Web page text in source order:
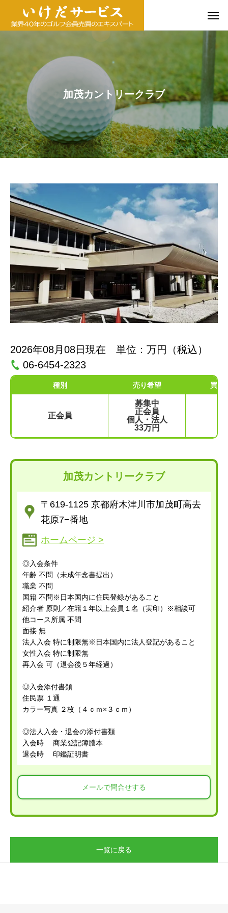
加茂カントリークラブ
2026年08月08日現在 単位：万円（税込）
06-6454-2323
種別 売り希望 買い
正会員
募集中
正会員
個人・法人
33万円
加茂カントリークラブ
〒619-1125 京都府木津川市加茂町高去
花原7−番地
ホームページ >
◎入会条件
年齢 不問（未成年念書提出）
職業 不問
国籍 不問※日本国内に住民登録があること
紹介者 原則／在籍１年以上会員１名（実印）※相談可
他コース所属 不問
面接 無
法人入会 特に制限無※日本国内に法人登記があること
女性入会 特に制限無
再入会 可（退会後５年経過）
◎入会添付書類
住民票 １通
カラー写真 ２枚（４ｃｍ×３ｃｍ）
◎法人入会・退会の添付書類
入会時 商業登記簿謄本
退会時 印鑑証明書
メールで問合せする
一覧に戻る